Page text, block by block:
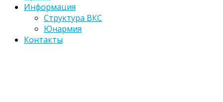
Информация
Структура ВКС
Юнармия
Контакты